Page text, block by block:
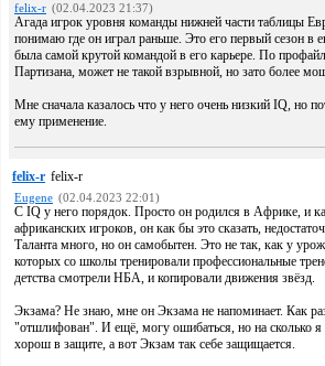
felix-r (02.04.2023 21:37)
Агада игрок уровня команды нижней части таблицы
понимаю где он играл раньше. Это его первый сезон в
была самой крутой командой в его карьере. По
Партизана, может не такой взрывной, но зато более
Мне сначала казалось что у него очень низкий IQ, но
ему применение.
felix-r felix-r
Eugene (02.04.2023 22:01)
С IQ у него порядок. Просто он родился в Африке, и
африканских игроков, он как бы это сказать,
Таланта много, но он самобытен. Это не так, как у
которых со школы тренировали профессиональные
детства смотрели НБА, и копировали движения звёзд.
Экзама? Не знаю, мне он Экзама не напоминает. Как
"отшлифован". И ещё, могу ошибаться, но на сколько
хорош в защите, а вот Экзам так себе защищается.